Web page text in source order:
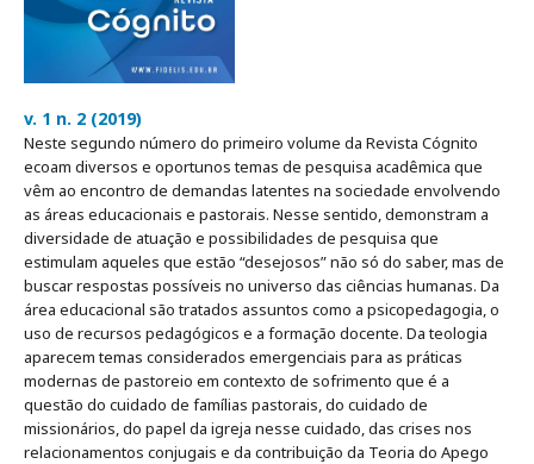
v. 1 n. 2 (2019)
Neste segundo número do primeiro volume da Revista Cógnito
ecoam diversos e oportunos temas de pesquisa acadêmica que
vêm ao encontro de demandas latentes na sociedade envolvendo
as áreas educacionais e pastorais. Nesse sentido, demonstram a
diversidade de atuação e possibilidades de pesquisa que
estimulam aqueles que estão “desejosos” não só do saber, mas de
buscar respostas possíveis no universo das ciências humanas. Da
área educacional são tratados assuntos como a psicopedagogia, o
uso de recursos pedagógicos e a formação docente. Da teologia
aparecem temas considerados emergenciais para as práticas
modernas de pastoreio em contexto de sofrimento que é a
questão do cuidado de famílias pastorais, do cuidado de
missionários, do papel da igreja nesse cuidado, das crises nos
relacionamentos conjugais e da contribuição da Teoria do Apego